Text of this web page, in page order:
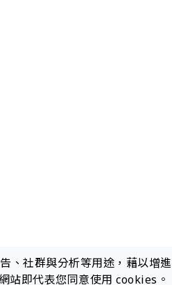
、社群與分析等用途，藉以增
站即代表您同意使用 cookies。